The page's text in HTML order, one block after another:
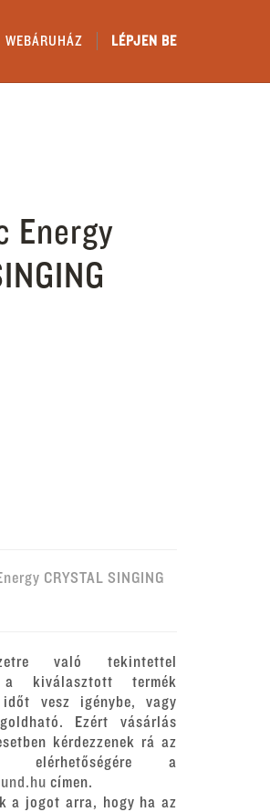
WEBÁRUHÁZ LÉPJEN BE
Energy
CRYSTAL SINGING
való tekintettel
kiválasztott termék
időt vesz igénybe, vagy
Ezért vásárlás
kérdezzenek rá az
elérhetőségére a
címen.
a jogot arra, hogy ha az